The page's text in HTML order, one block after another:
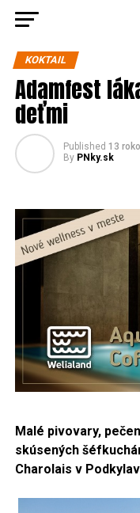
KOKTAIL
Adamfest
deťmi
Published 13
By PNky.sk
Malé pivovary,
skúsených
Charolais v